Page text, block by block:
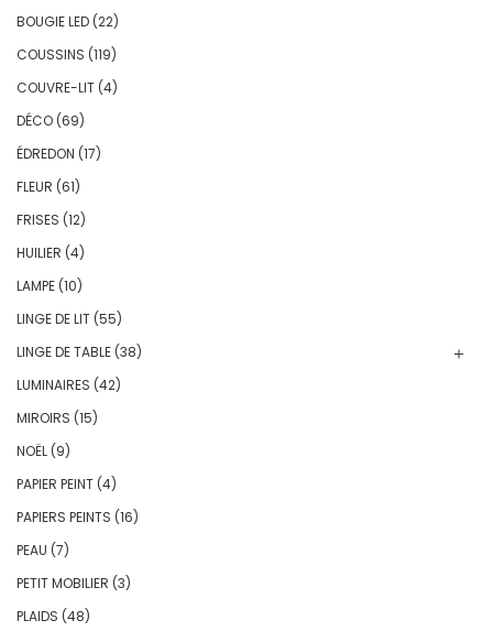
BOUGIE LED (22)
COUSSINS (119)
COUVRE-LIT (4)
DÉCO (69)
ÉDREDON (17)
FLEUR (61)
FRISES (12)
HUILIER (4)
LAMPE (10)
LINGE DE LIT (55)
LINGE DE TABLE (38)
LUMINAIRES (42)
MIROIRS (15)
NOËL (9)
PAPIER PEINT (4)
PAPIERS PEINTS (16)
PEAU (7)
PETIT MOBILIER (3)
PLAIDS (48)